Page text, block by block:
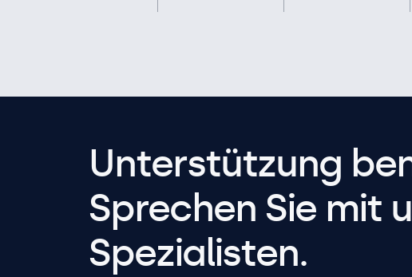
Unterstützung
Sprechen Sie mit
Spezialisten.